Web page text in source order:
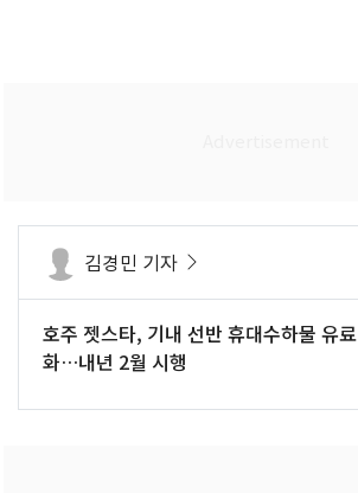
김경민 기자
호주 젯스타, 기내 선반 휴대수하물 유료
화…내년 2월 시행